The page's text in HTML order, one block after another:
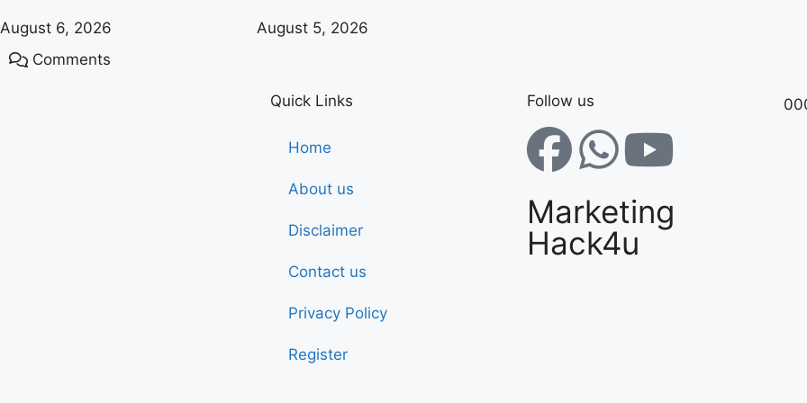
August 6, 2026
August 5, 2026
Comments
Quick Links
Home
About us
Disclaimer
Contact us
Privacy Policy
Register
Follow us
Marketing
Hack4u